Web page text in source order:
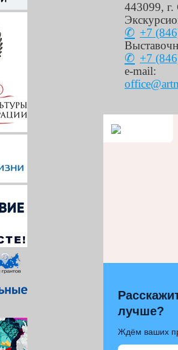
443099, г.
+7
+7
e-mail:
лучше?
Ждём ваших